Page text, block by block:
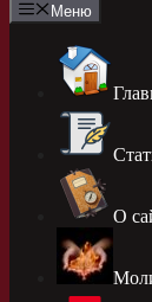
Меню
О